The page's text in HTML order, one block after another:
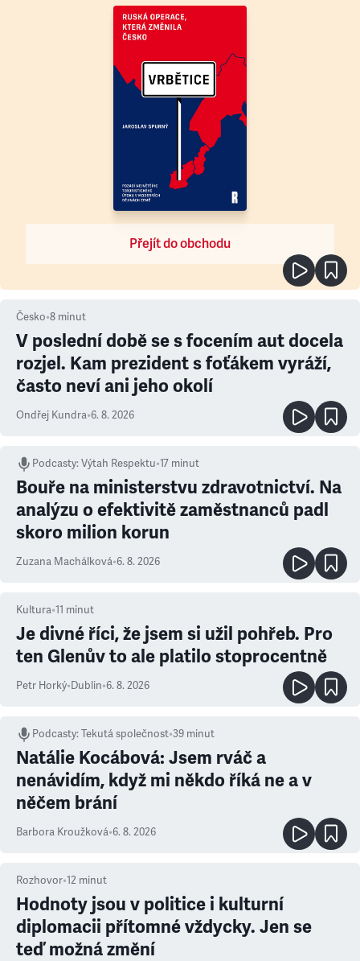
Přejít do obchodu
Česko•8 minut
V poslední době se s focením aut docela
rozjel. Kam prezident s foťákem vyráží,
často neví ani jeho okolí
Ondřej Kundra•6. 8. 2026
Podcasty:Výtah Respektu•17 minut
Bouře na ministerstvu zdravotnictví. Na
analýzu o efektivitě zaměstnanců padl
skoro milion korun
Zuzana Machálková•6. 8. 2026
Kultura•11 minut
Je divné říci, že jsem si užil pohřeb. Pro
ten Glenův to ale platilo stoprocentně
Petr Horký•Dublin•6. 8. 2026
Podcasty:Tekutá společnost•39 minut
Natálie Kocábová: Jsem rváč a
nenávidím, když mi někdo říká ne a v
něčem brání
Barbora Kroužková•6. 8. 2026
Rozhovor•12 minut
Hodnoty jsou v politice i kulturní
diplomacii přítomné vždycky. Jen se
teď možná změní